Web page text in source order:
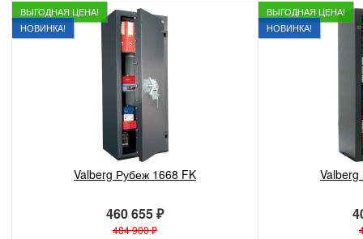
ВЫГОДНАЯ ЦЕНА!
НОВИНКА!
Valberg Рубеж 1668 FK
460 655 ₽
484 900 ₽
ВЫГОДНАЯ ЦЕНА!
НОВИНКА!